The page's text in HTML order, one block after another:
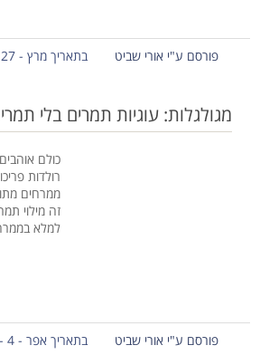
פורסם ע"י אורי שביט בתאריך מרץ - 27 - 2024
מגולגלות: עוגיות תמרים בלי
כולם
רולדות
ממרחים
זה מילוי
למלא
פורסם ע"י אורי שביט בתאריך אפר - 4 - 2021